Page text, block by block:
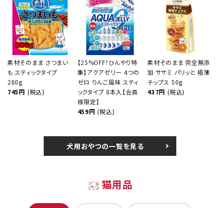
素材そのまま さつまい
も スティックタイプ
280g
745円 (税込)
【25%OFF！ひんやり特
集】アクアゼリー 4つの
ゼロ りんご風味 スティ
ックタイプ 8本入【会員
様限定】
459円 (税込)
素材そのまま 完全無添
加 ササミ パリッと 極薄
チップス 50g
437円 (税込)
犬用おやつの一覧を見る
猫用品